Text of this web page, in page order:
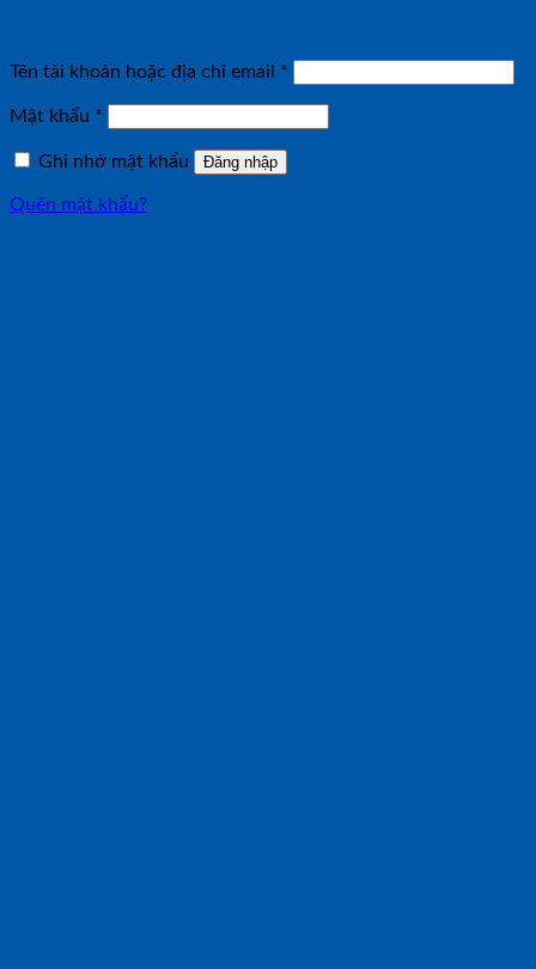
Tên tài khoản hoặc địa chỉ email *
Mật khẩu *
Ghi nhớ mật khẩu
Đăng nhập
Quên mật khẩu?